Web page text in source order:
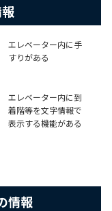
エレベーター内に手
すりがある
エレベーター内に到
着階等を文字情報で
表示する機能がある
情報